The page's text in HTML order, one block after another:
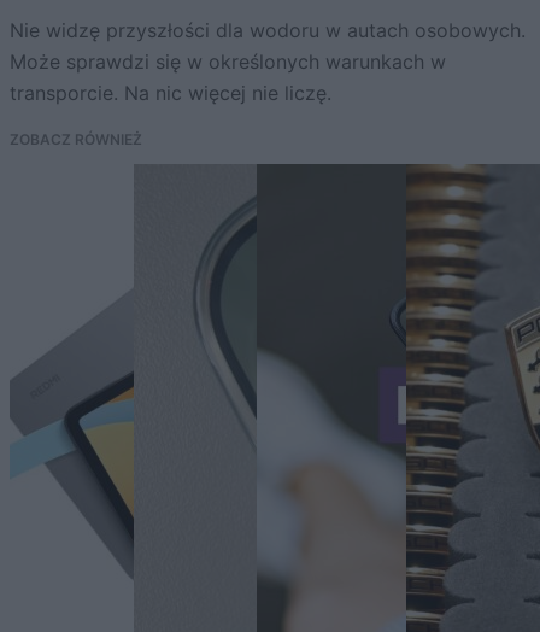
Nie widzę przyszłości dla wodoru w autach osobowych.
Może sprawdzi się w określonych warunkach w
transporcie. Na nic więcej nie liczę.
ZOBACZ RÓWNIEŻ